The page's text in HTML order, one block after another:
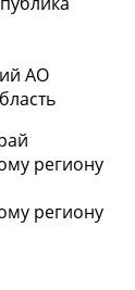
АО
региону
региону